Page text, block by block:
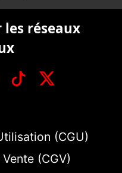
les réseaux
(CGU)
(CGV)